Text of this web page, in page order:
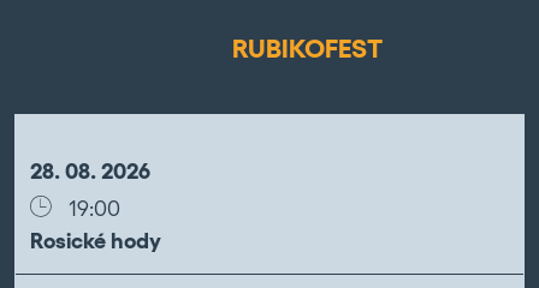
28. 08. 2026
19:00
Rosické hody